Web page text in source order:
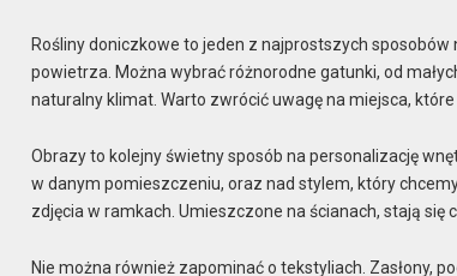
Rośliny doniczkowe to jeden z najprostszych sposobów
powietrza. Można wybrać różnorodne gatunki, od
naturalny klimat. Warto zwrócić uwagę na miejsca,
Obrazy to kolejny świetny sposób na personalizację
w danym pomieszczeniu, oraz nad stylem, który
zdjęcia w ramkach. Umieszczone na ścianach, stają
Nie można również zapominać o tekstyliach. Zasłony,